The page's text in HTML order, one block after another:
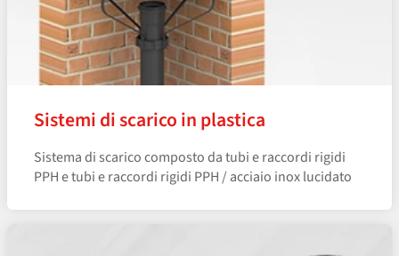
Sistemi di scarico in plastica
Sistema di scarico composto da tubi e raccordi rigidi
PPH e tubi e raccordi rigidi PPH / acciaio inox lucidato